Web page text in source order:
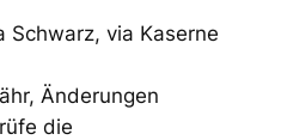
Schwarz, via Kaserne
Änderungen
die